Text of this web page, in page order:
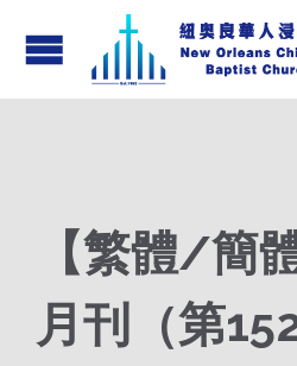
【繁體/簡
月刊（第